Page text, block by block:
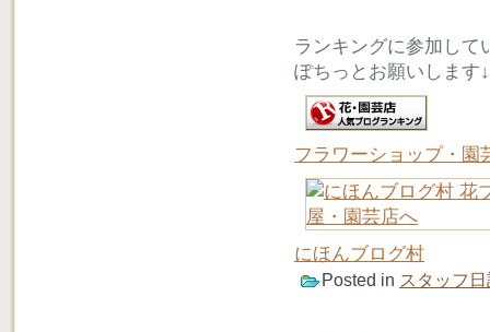
ランキングに参加して
ぽちっとお願いします↓
フラワーショップ・園
にほんブログ村
Posted in スタッフ